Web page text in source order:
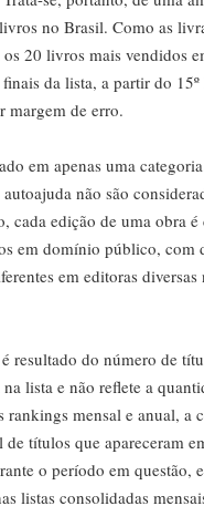
no Brasil. Como as
20 livros mais vendidos
da lista, a partir do 15º
margem de erro.
em apenas uma
não são
cada edição de uma obra é
em domínio público, com
em editoras diversas
resultado do número de
lista e não reflete a
rankings mensal e anual, a
títulos que apareceram
o período em questão,
listas consolidadas